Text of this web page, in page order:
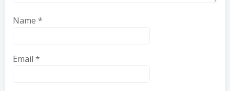
Name *
Email *